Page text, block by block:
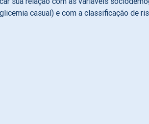
casual) e com a classificação de